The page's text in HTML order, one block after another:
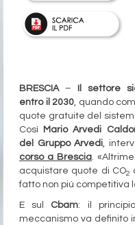
BRESCIA –
Il settore
entro il 2030, quando
quote gratuite del
Così
Mario Arvedi
del Gruppo Arvedi,
corso a Brescia.
acquistare quote di CO2
fatto non più competitiva
E sul Cbam: il
meccanismo va definito